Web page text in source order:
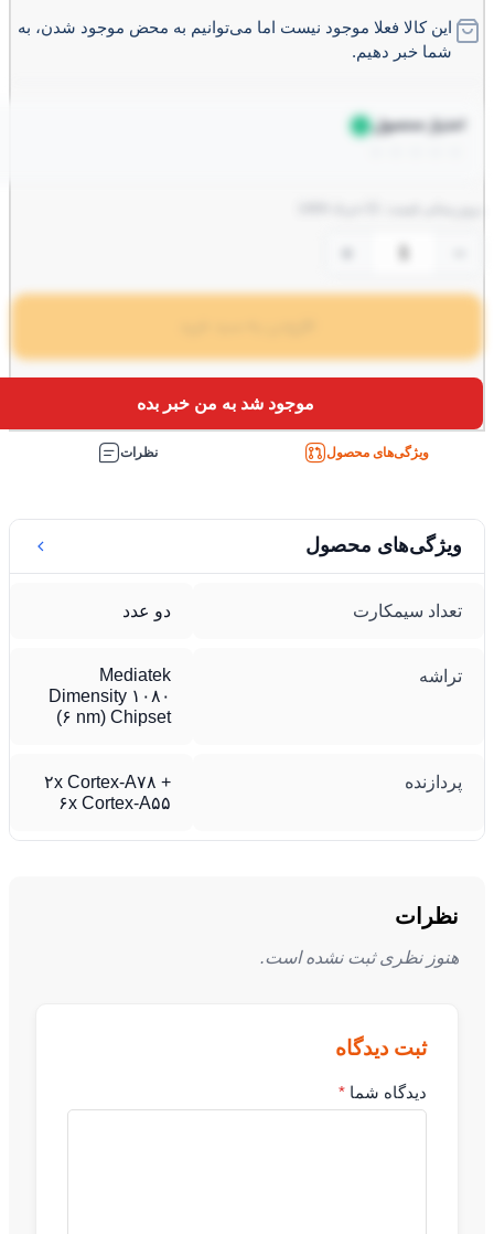
این کالا فعلا موجود نیست اما می‌توانیم به محض موجود شدن، به
شما خبر دهیم.
محصول
موجود شد به من خبر بده
ویژگی‌های محصول نظرات
ویژگی‌های محصول
تعداد سیمکارت دو عدد
تراشه
Mediatek
Dimensity ۱۰۸۰
(۶ nm) Chipset
پردازنده
۲x Cortex-A۷۸ +
۶x Cortex-A۵۵
نظرات
هنوز نظری ثبت نشده است.
ثبت دیدگاه
دیدگاه شما *